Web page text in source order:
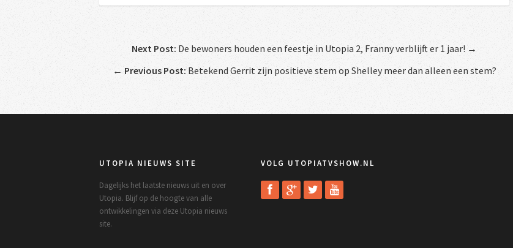
Next Post: De bewoners houden een feestje in Utopia 2, Franny verblijft er 1 jaar! →
← Previous Post: Betekend Gerrit zijn positieve stem op Shelley meer dan alleen een stem?
UTOPIA NIEUWS SITE
Dagelijks het laatste nieuws uit en over
Utopia. Blijf op de hoogte van alle
ontwikkelingen via deze Utopia nieuws
site.
VOLG UTOPIATVSHOW.NL